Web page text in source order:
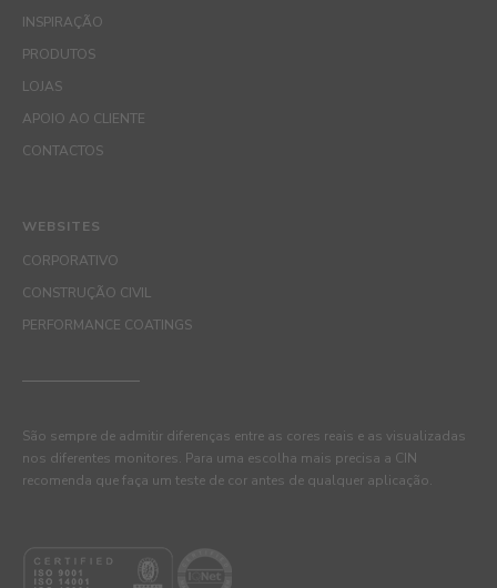
INSPIRAÇÃO
PRODUTOS
LOJAS
APOIO AO CLIENTE
CONTACTOS
WEBSITES
CORPORATIVO
CONSTRUÇÃO CIVIL
PERFORMANCE COATINGS
São sempre de admitir diferenças entre as cores reais e as visualizadas
nos diferentes monitores. Para uma escolha mais precisa a CIN
recomenda que faça um teste de cor antes de qualquer aplicação.